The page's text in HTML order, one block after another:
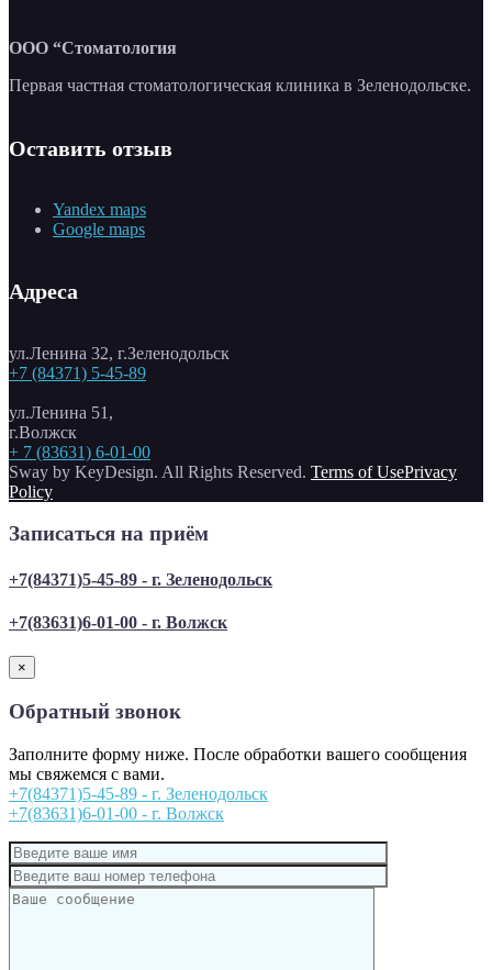
ООО “Стоматология
Первая частная стоматологическая клиника в Зеленодольске.
Оставить отзыв
Yandex maps
Google maps
Адреса
ул.Ленина 32, г.Зеленодольск
+7 (84371) 5-45-89
ул.Ленина 51,
г.Волжск
+ 7 (83631) 6-01-00
Sway by KeyDesign. All Rights Reserved. Terms of UsePrivacy
Policy
Записаться на приём
+7(84371)5-45-89 - г. Зеленодольск
+7(83631)6-01-00 - г. Волжск
×
Обратный звонок
Заполните форму ниже. После обработки вашего сообщения
мы свяжемся с вами.
+7(84371)5-45-89 - г. Зеленодольск
+7(83631)6-01-00 - г. Волжск